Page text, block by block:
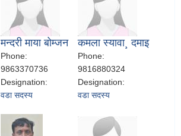
मन्दरी माया बोम्जन
Phone:
9863370736
Designation:
वडा सदस्य
कमला स्यावा¸ दमाइ
Phone:
9816880324
Designation:
वडा सदस्य